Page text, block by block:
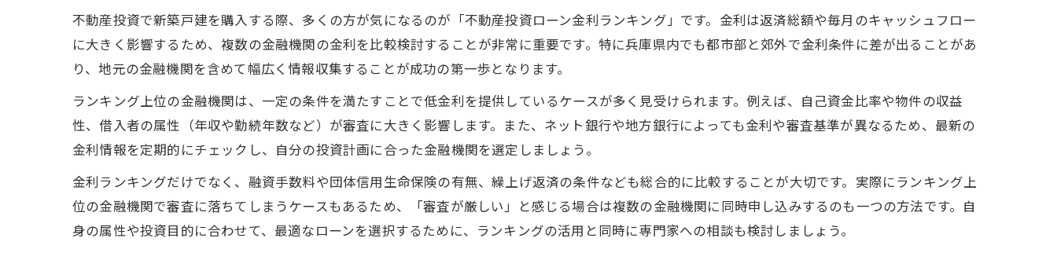
銀行ごとに異なる不動産投資ローン審査傾向
ローン選びで失敗しない新築投資戦略
ローン金利安い銀行の選び方と新築投資戦略
不動産投資ローン比較で押さえるポイント
不動産投資ローンランキング活用のコツ
低金利で叶える不動産投資のポイント
不動産投資で新築戸建を購入する際、多くの方が気になるのが「不動産投資ローン金利ランキング」です。金利は返済総額や毎月のキャッシュフロー
に大きく影響するため、複数の金融機関の金利を比較検討することが非常に重要です。特に兵庫県内でも都市部と郊外で金利条件に差が出ることがあ
り、地元の金融機関を含めて幅広く情報収集することが成功の第一歩となります。
ランキング上位の金融機関は、一定の条件を満たすことで低金利を提供しているケースが多く見受けられます。例えば、自己資金比率や物件の収益
性、借入者の属性（年収や勤続年数など）が審査に大きく影響します。また、ネット銀行や地方銀行によっても金利や審査基準が異なるため、最新の
金利情報を定期的にチェックし、自分の投資計画に合った金融機関を選定しましょう。
金利ランキングだけでなく、融資手数料や団体信用生命保険の有無、繰上げ返済の条件なども総合的に比較することが大切です。実際にランキング上
位の金融機関で審査に落ちてしまうケースもあるため、「審査が厳しい」と感じる場合は複数の金融機関に同時申し込みするのも一つの方法です。自
身の属性や投資目的に合わせて、最適なローンを選択するために、ランキングの活用と同時に専門家への相談も検討しましょう。